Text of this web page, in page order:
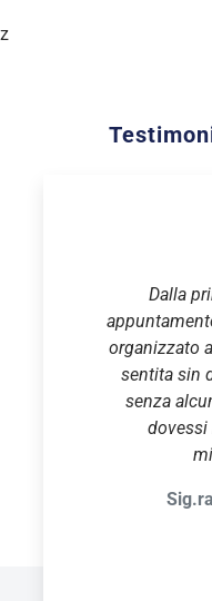
z
Dalla
organizzato
sentita sin
senza
dovessi